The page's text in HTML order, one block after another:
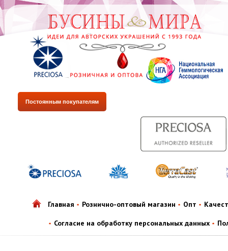
Постоянным покупателям
Главная Рознично-оптовый магазин Опт
Согласие на обработку персональных данных